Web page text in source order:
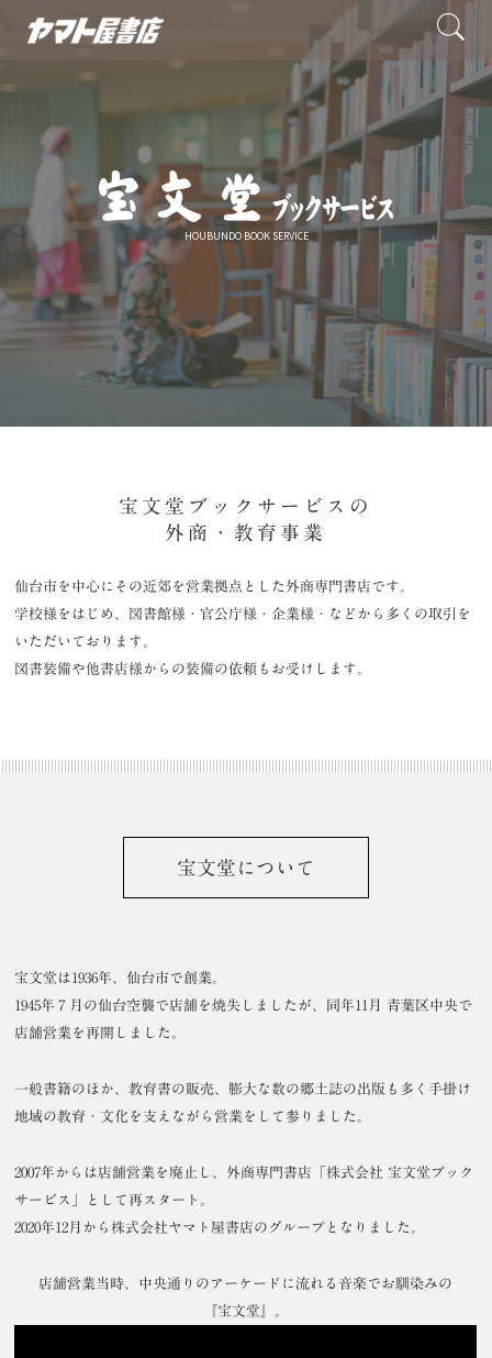
HOUBUNDO BOOK SERVICE
宝文堂ブックサービスの
外商・教育事業
仙台市を中心にその近郊を営業拠点とした外商専門書店です。
学校様をはじめ、図書館様・官公庁様・企業様・などから多くの取引を
いただいております。
図書装備や他書店様からの装備の依頼もお受けします。
宝文堂について
宝文堂は1936年、仙台市で創業。
1945年７月の仙台空襲で店舗を焼失しましたが、同年11月 青葉区中央で
店舗営業を再開しました。
一般書籍のほか、教育書の販売、膨大な数の郷土誌の出版も多く手掛け
地域の教育・文化を支えながら営業をして参りました。
2007年からは店舗営業を廃止し、外商専門書店「株式会社 宝文堂ブック
サービス」として再スタート。
2020年12月から株式会社ヤマト屋書店のグループとなりました。
店舗営業当時、中央通りのアーケードに流れる音楽でお馴染みの
『宝文堂』。